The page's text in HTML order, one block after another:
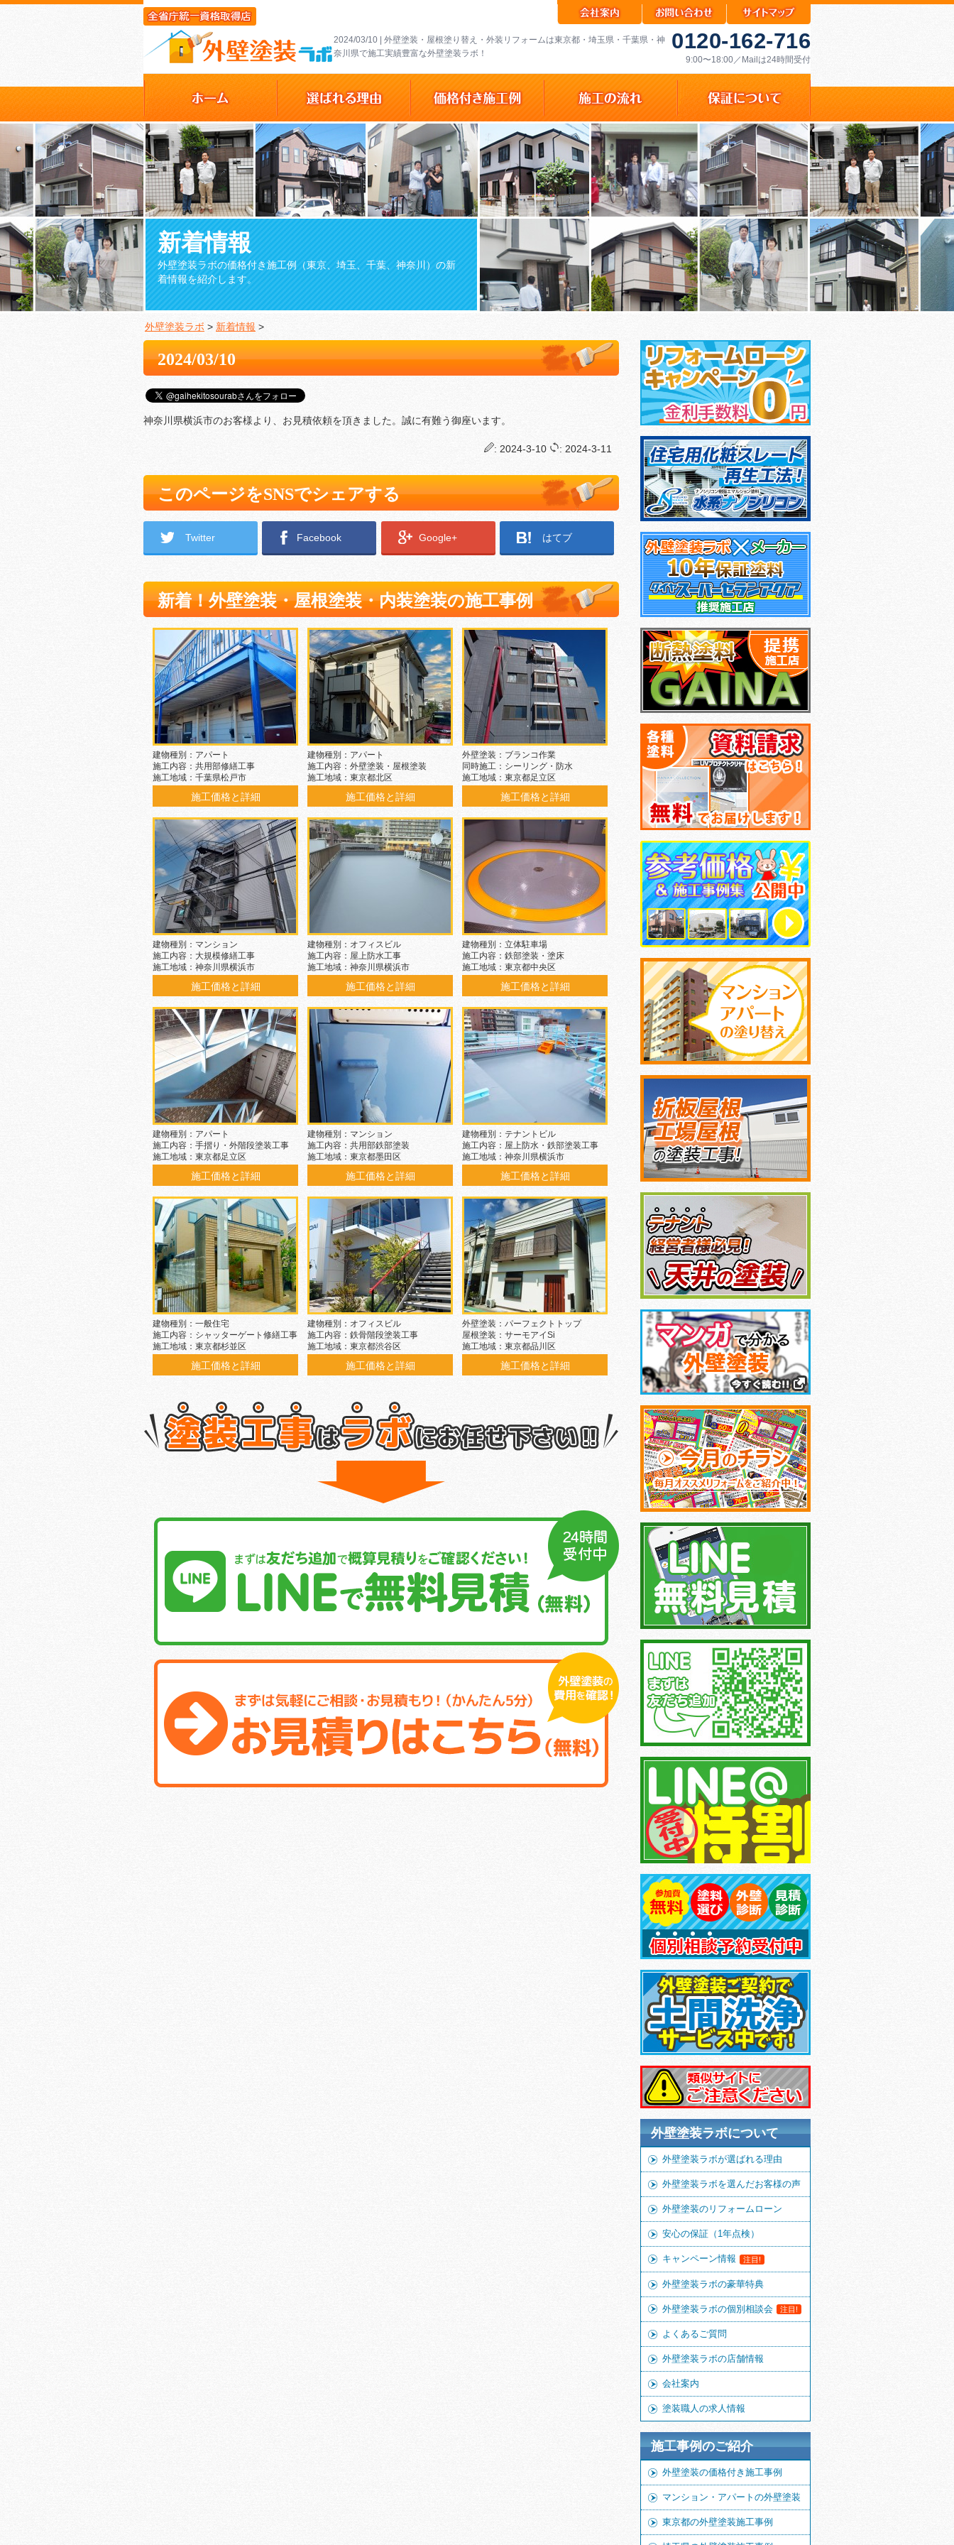
2024/03/10 | 外壁塗装・屋根塗り替え・外装リフォームは東京都・埼玉県・千葉県・神
奈川県で施工実績豊富な外壁塗装ラボ！
0120-162-716
9:00〜18:00／Mailは24時間受付
新着情報
外壁塗装ラボの価格付き施工例（東京、埼玉、千葉、神奈川）の新
着情報を紹介します。
外壁塗装ラボ > 新着情報 >
2024/03/10
神奈川県横浜市のお客様より、お見積依頼を頂きました。誠に有難う御座います。
: 2024-3-10 : 2024-3-11
このページをSNSでシェアする
Twitter Facebook Google+ はてブ
新着！外壁塗装・屋根塗装・内装塗装の施工事例
建物種別：アパート
施工内容：共用部修繕工事
施工地域：千葉県松戸市
施工価格と詳細
建物種別：アパート
施工内容：外壁塗装・屋根塗装
施工地域：東京都北区
施工価格と詳細
外壁塗装：ブランコ作業
同時施工：シーリング・防水
施工地域：東京都足立区
施工価格と詳細
建物種別：マンション
施工内容：大規模修繕工事
施工地域：神奈川県横浜市
施工価格と詳細
建物種別：オフィスビル
施工内容：屋上防水工事
施工地域：神奈川県横浜市
施工価格と詳細
建物種別：立体駐車場
施工内容：鉄部塗装・塗床
施工地域：東京都中央区
施工価格と詳細
建物種別：アパート
施工内容：手摺り・外階段塗装工事
施工地域：東京都足立区
施工価格と詳細
建物種別：マンション
施工内容：共用部鉄部塗装
施工地域：東京都墨田区
施工価格と詳細
建物種別：テナントビル
施工内容：屋上防水・鉄部塗装工事
施工地域：神奈川県横浜市
施工価格と詳細
建物種別：一般住宅
施工内容：シャッターゲート修繕工事
施工地域：東京都杉並区
施工価格と詳細
建物種別：オフィスビル
施工内容：鉄骨階段塗装工事
施工地域：東京都渋谷区
施工価格と詳細
外壁塗装：パーフェクトトップ
屋根塗装：サーモアイSi
施工地域：東京都品川区
施工価格と詳細
外壁塗装ラボについて
外壁塗装ラボが選ばれる理由
外壁塗装ラボを選んだお客様の声
外壁塗装のリフォームローン
安心の保証（1年点検）
キャンペーン情報 注目!
外壁塗装ラボの豪華特典
外壁塗装ラボの個別相談会 注目!
よくあるご質問
外壁塗装ラボの店舗情報
会社案内
塗装職人の求人情報
施工事例のご紹介
外壁塗装の価格付き施工事例
マンション・アパートの外壁塗装
東京都の外壁塗装施工事例